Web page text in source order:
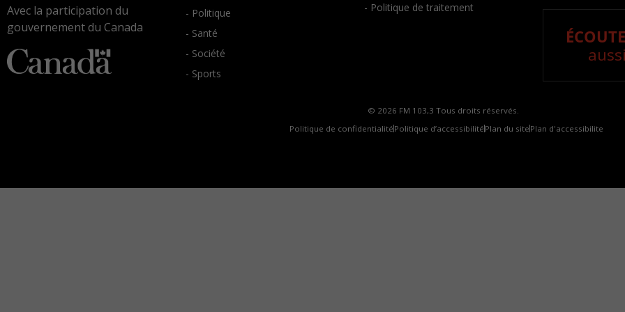
Avec la participation du
gouvernement du Canada
- Politique
- Santé
- Société
- Sports
- Politique de traitement
© 2026 FM 103,3 Tous droits réservés.
Politique de confidentialité Politique d’accessibilité Plan du site Plan d'accessibilite